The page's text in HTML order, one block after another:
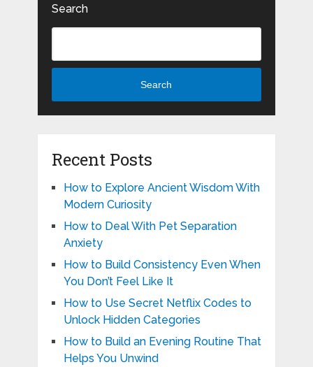
Search
Search
Recent Posts
How to Explore Ancient Wisdom With
Modern Curiosity
How to Deal With Pet Separation
Anxiety
How to Build Consistency Even When
You Don’t Feel Like It
How to Use Secret Netflix Codes to
Unlock Hidden Categories
How to Build an Evening Routine That
Helps You Unwind